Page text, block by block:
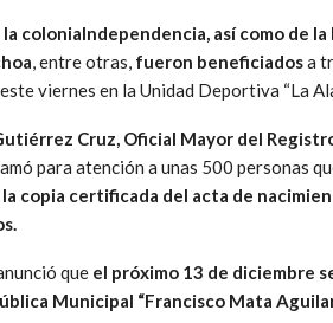
coloniaIndependencia, así como de la
, entre otras, fueron beneficiadosa
viernes en la Unidad Deportiva “La
Cruz, Oficial Mayor del
para atención a unas 500 personas
copia certificada del acta de
que el próximo 13 de diciembre
Municipal “Francisco Mata